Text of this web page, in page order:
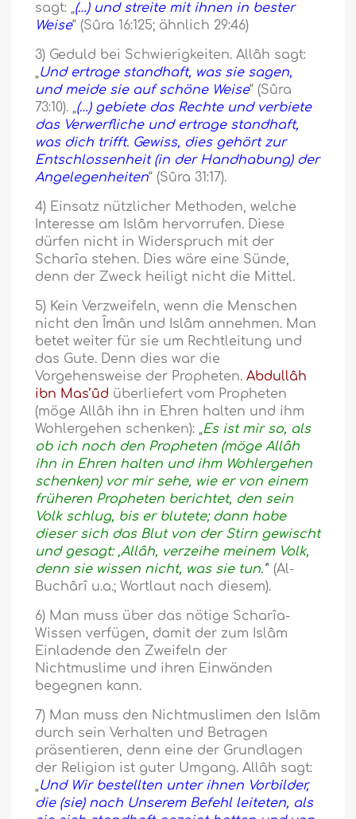
sagt: „(…) und streite mit ihnen in bester
Weise“ (Sûra 16:125; ähnlich 29:46)
3) Geduld bei Schwierigkeiten. Allâh sagt:
„Und ertrage standhaft, was sie sagen,
und meide sie auf schöne Weise“ (Sûra
73:10). „(…) gebiete das Rechte und verbiete
das Verwerfliche und ertrage standhaft,
was dich trifft. Gewiss, dies gehört zur
Entschlossenheit (in der Handhabung) der
Angelegenheiten“ (Sûra 31:17).
4) Einsatz nützlicher Methoden, welche
Interesse am Islâm hervorrufen. Diese
dürfen nicht in Widerspruch mit der
Scharîa stehen. Dies wäre eine Sünde,
denn der Zweck heiligt nicht die Mittel.
5) Kein Verzweifeln, wenn die Menschen
nicht den Îmân und Islâm annehmen. Man
betet weiter für sie um Rechtleitung und
das Gute. Denn dies war die
Vorgehensweise der Propheten.Abdullâh
ibn Mas’ûd überliefert vom Propheten
(möge Allâh ihn in Ehren halten und ihm
Wohlergehen schenken): „Es ist mir so, als
ob ich noch den Propheten (möge Allâh
ihn in Ehren halten und ihm Wohlergehen
schenken) vor mir sehe, wie er von einem
früheren Propheten berichtet, den sein
Volk schlug, bis er blutete; dann habe
dieser sich das Blut von der Stirn gewischt
und gesagt: ‚Allâh, verzeihe meinem Volk,
denn sie wissen nicht, was sie tun.‘“ (Al-
Buchârî u.a.; Wortlaut nach diesem).
6) Man muss über das nötige Scharîa-
Wissen verfügen, damit der zum Islâm
Einladende den Zweifeln der
Nichtmuslime und ihren Einwänden
begegnen kann.
7) Man muss den Nichtmuslimen den Islâm
durch sein Verhalten und Betragen
präsentieren, denn eine der Grundlagen
der Religion ist guter Umgang. Allâh sagt:
„Und Wir bestellten unter ihnen Vorbilder,
die (sie) nach Unserem Befehl leiteten, als